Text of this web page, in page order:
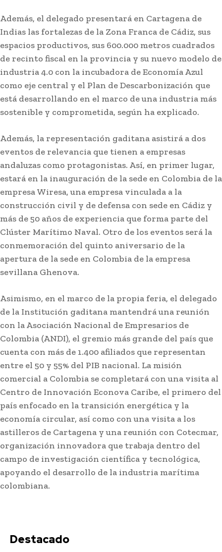
Además, el delegado presentará en Cartagena de
Indias las fortalezas de la Zona Franca de Cádiz, sus
espacios productivos, sus 600.000 metros cuadrados
de recinto fiscal en la provincia y su nuevo modelo de
industria 4.0 con la incubadora de Economía Azul
como eje central y el Plan de Descarbonización que
está desarrollando en el marco de una industria más
sostenible y comprometida, según ha explicado.
Además, la representación gaditana asistirá a dos
eventos de relevancia que tienen a empresas
andaluzas como protagonistas. Así, en primer lugar,
estará en la inauguración de la sede en Colombia de la
empresa Wiresa, una empresa vinculada a la
construcción civil y de defensa con sede en Cádiz y
más de 50 años de experiencia que forma parte del
Clúster Marítimo Naval. Otro de los eventos será la
conmemoración del quinto aniversario de la
apertura de la sede en Colombia de la empresa
sevillana Ghenova.
Asimismo, en el marco de la propia feria, el delegado
de la Institución gaditana mantendrá una reunión
con la Asociación Nacional de Empresarios de
Colombia (ANDI), el gremio más grande del país que
cuenta con más de 1.400 afiliados que representan
entre el 50 y 55% del PIB nacional. La misión
comercial a Colombia se completará con una visita al
Centro de Innovación Econova Caribe, el primero del
país enfocado en la transición energética y la
economía circular, así como con una visita a los
astilleros de Cartagena y una reunión con Cotecmar,
organización innovadora que trabaja dentro del
campo de investigación científica y tecnológica,
apoyando el desarrollo de la industria marítima
colombiana.
Destacado